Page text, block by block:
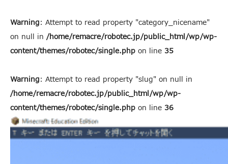
Warning: Attempt to read property "category_nicename"
on null in /home/remacre/robotec.jp/public_html/wp/wp-
content/themes/robotec/single.php on line 35
Warning: Attempt to read property "slug" on null in
/home/remacre/robotec.jp/public_html/wp/wp-
content/themes/robotec/single.php on line 36